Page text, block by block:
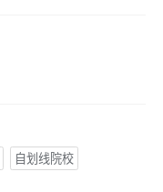
自划线院校